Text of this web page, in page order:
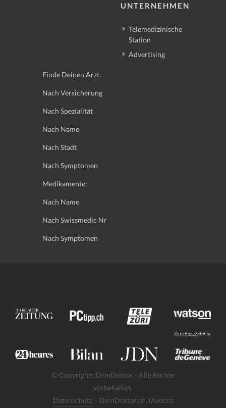
UNTERNEHMEN
Telemedizinische
Station
Advertising
Finde Deinen Arzt:
Nach Versicherung
Nach Spezialität
Nach Name
Nach Stadt
Nach Symptomen
Medikamente:
Nach Name
Nach Swissmedic Nr
Nach Symptomen
© Copyrights DeinDoktor - Alle Rechte
vorbehalten.
Datenschutz - DeinDoktor.ch, (Avecco